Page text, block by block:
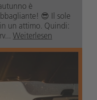
è
😎 Il sole
un attimo. Quindi:
Weiterlesen